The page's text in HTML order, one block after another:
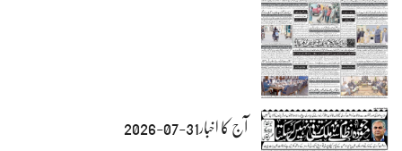
آج کا اخبار31-07-2026